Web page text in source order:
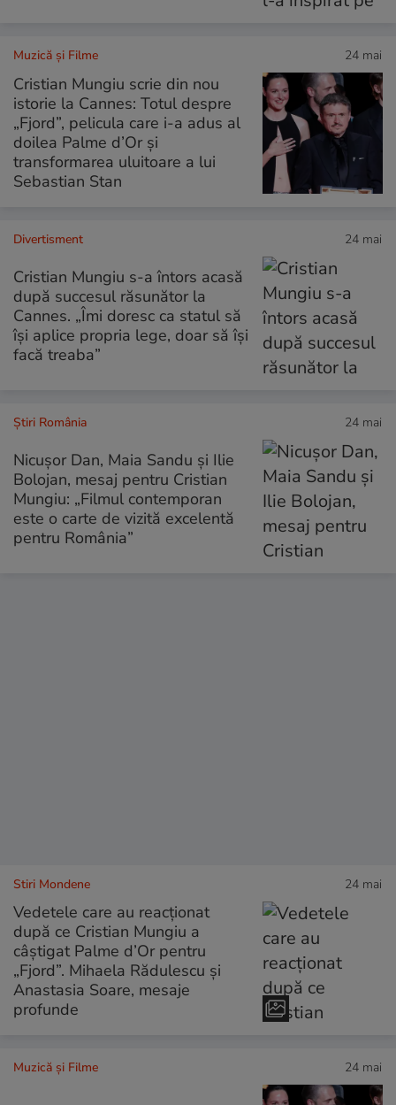
Muzică și Filme 24 mai
Cristian Mungiu scrie din nou
istorie la Cannes: Totul despre
„Fjord”, pelicula care i-a adus al
doilea Palme d’Or și
transformarea uluitoare a lui
Sebastian Stan
Divertisment 24 mai
Cristian Mungiu s-a întors acasă
după succesul răsunător la
Cannes. „Îmi doresc ca statul să
își aplice propria lege, doar să își
facă treaba”
Știri România 24 mai
Nicușor Dan, Maia Sandu și Ilie
Bolojan, mesaj pentru Cristian
Mungiu: „Filmul contemporan
este o carte de vizită excelentă
pentru România”
Stiri Mondene 24 mai
Vedetele care au reacționat
după ce Cristian Mungiu a
câștigat Palme d’Or pentru
„Fjord”. Mihaela Rădulescu și
Anastasia Soare, mesaje
profunde
Muzică și Filme 24 mai